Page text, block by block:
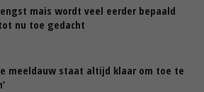
mais wordt veel eerder bepaald
nu toe gedacht
meeldauw staat altijd klaar om toe te